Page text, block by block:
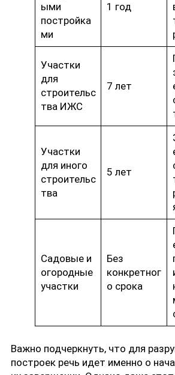
ыми
постройка
ми
1 год
Участки
для
строительс
тва ИЖС
7 лет
Участки
для иного
строительс
тва
5 лет
Садовые и
огородные
участки
Без
конкретног
о срока
Важно подчеркнуть, что для
построек речь идет именно о